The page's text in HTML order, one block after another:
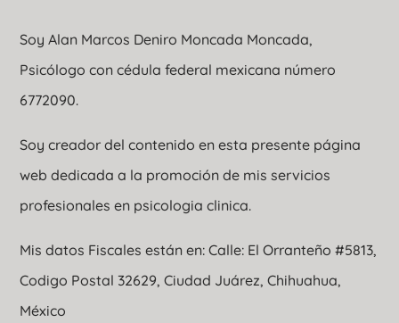
Soy Alan Marcos Deniro Moncada Moncada,
Psicólogo con cédula federal mexicana número
6772090.
Soy creador del contenido en esta presente página
web dedicada a la promoción de mis servicios
profesionales en psicologia clinica.
Mis datos Fiscales están en: Calle: El Orranteño #5813,
Codigo Postal 32629, Ciudad Juárez, Chihuahua,
México